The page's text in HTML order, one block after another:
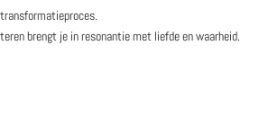
brengt je in resonantie met liefde en waarheid.